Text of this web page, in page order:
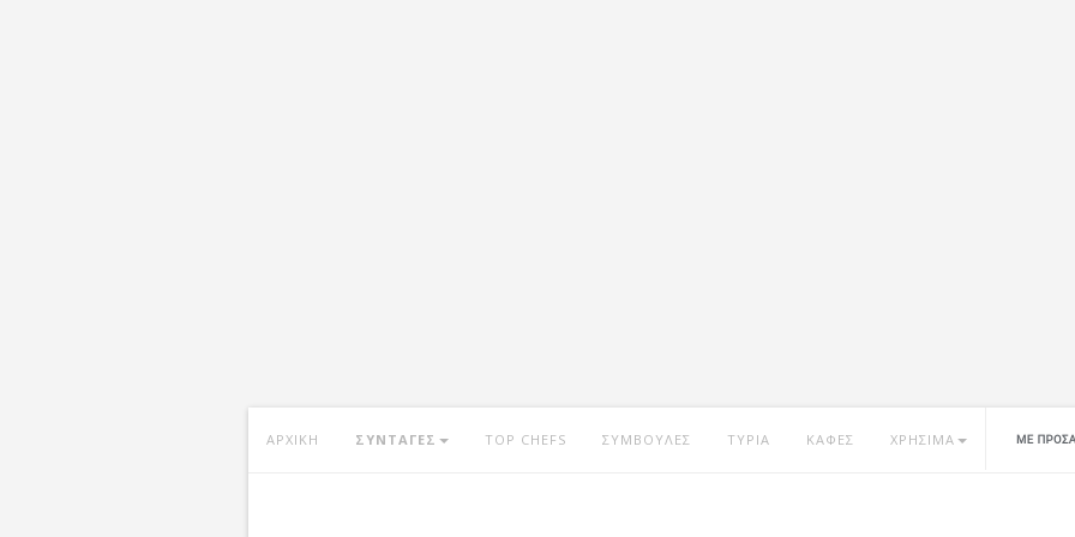
ΑΡΧΙΚΗ ΣΥΝΤΑΓΕΣ TOP CHEFS ΣΥΜΒΟΥΛΕΣ ΤΥΡΙΑ ΚΑΦΕΣ ΧΡΗΣΙΜΑ